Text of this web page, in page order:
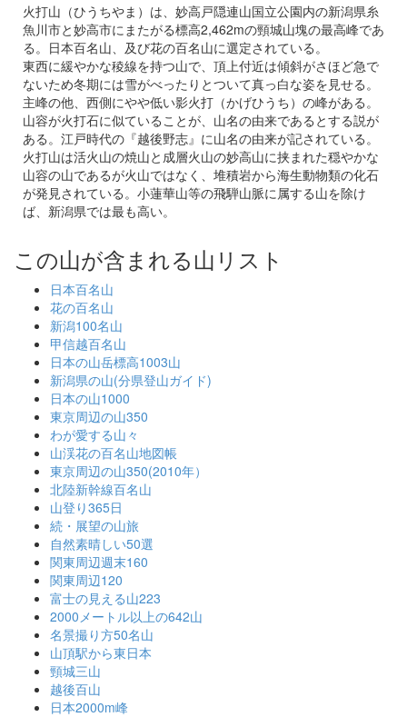
火打山（ひうちやま）は、妙高戸隠連山国立公園内の新潟県糸
魚川市と妙高市にまたがる標高2,462mの頸城山塊の最高峰であ
る。日本百名山、及び花の百名山に選定されている。
東西に緩やかな稜線を持つ山で、頂上付近は傾斜がさほど急で
ないため冬期には雪がべったりとついて真っ白な姿を見せる。
主峰の他、西側にやや低い影火打（かげひうち）の峰がある。
山容が火打石に似ていることが、山名の由来であるとする説が
ある。江戸時代の『越後野志』に山名の由来が記されている。
火打山は活火山の焼山と成層火山の妙高山に挟まれた穏やかな
山容の山であるが火山ではなく、堆積岩から海生動物類の化石
が発見されている 。小蓮華山等の飛騨山脈に属する山を除け
ば、新潟県では最も高い。
この山が含まれる山リスト
日本百名山
花の百名山
新潟100名山
甲信越百名山
日本の山岳標高1003山
新潟県の山(分県登山ガイド)
日本の山1000
東京周辺の山350
わが愛する山々
山渓花の百名山地図帳
東京周辺の山350(2010年）
北陸新幹線百名山
山登り365日
続・展望の山旅
自然素晴しい50選
関東周辺週末160
関東周辺120
富士の見える山223
2000メートル以上の642山
名景撮り方50名山
山頂駅から東日本
頸城三山
越後百山
日本2000m峰